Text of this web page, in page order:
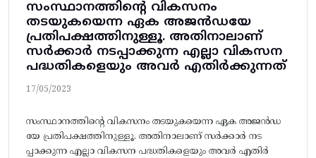
സംസ്ഥാനത്തിന്റെ വികസനം
തടയുകയെന്ന ഏക അജൻഡയേ
പ്രതിപക്ഷത്തിനുള്ളൂ. അതിനാലാണ്
സർക്കാർ നടപ്പാക്കുന്ന എല്ലാ വികസന
പദ്ധതികളെയും അവർ എതിർക്കുന്നത്
17/05/2023
സംസ്ഥാനത്തിന്റെ വികസനം തടയുകയെന്ന ഏക അജൻഡ
യേ പ്രതിപക്ഷത്തിനുള്ളൂ. അതിനാലാണ് സർക്കാർ നട
പ്പാക്കുന്ന എല്ലാ വികസന പദ്ധതികളെയും അവർ എതിർ